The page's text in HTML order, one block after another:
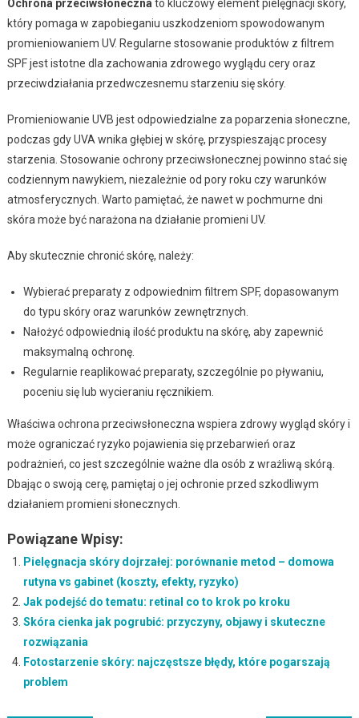
Ochrona przeciwsłoneczna to kluczowy element pielęgnacji skóry,
który pomaga w zapobieganiu uszkodzeniom spowodowanym
promieniowaniem UV. Regularne stosowanie produktów z filtrem
SPF jest istotne dla zachowania zdrowego wyglądu cery oraz
przeciwdziałania przedwczesnemu starzeniu się skóry.
Promieniowanie UVB jest odpowiedzialne za poparzenia słoneczne,
podczas gdy UVA wnika głębiej w skórę, przyspieszając procesy
starzenia. Stosowanie ochrony przeciwsłonecznej powinno stać się
codziennym nawykiem, niezależnie od pory roku czy warunków
atmosferycznych. Warto pamiętać, że nawet w pochmurne dni
skóra może być narażona na działanie promieni UV.
Aby skutecznie chronić skórę, należy:
Wybierać preparaty z odpowiednim filtrem SPF, dopasowanym
do typu skóry oraz warunków zewnętrznych.
Nałożyć odpowiednią ilość produktu na skórę, aby zapewnić
maksymalną ochronę.
Regularnie reaplikować preparaty, szczególnie po pływaniu,
poceniu się lub wycieraniu ręcznikiem.
Właściwa ochrona przeciwsłoneczna wspiera zdrowy wygląd skóry i
może ograniczać ryzyko pojawienia się przebarwień oraz
podrażnień, co jest szczególnie ważne dla osób z wrażliwą skórą.
Dbając o swoją cerę, pamiętaj o jej ochronie przed szkodliwym
działaniem promieni słonecznych.
Powiązane Wpisy:
Pielęgnacja skóry dojrzałej: porównanie metod – domowa
rutyna vs gabinet (koszty, efekty, ryzyko)
Jak podejść do tematu: retinal co to krok po kroku
Skóra cienka jak pogrubić: przyczyny, objawy i skuteczne
rozwiązania
Fotostarzenie skóry: najczęstsze błędy, które pogarszają
problem